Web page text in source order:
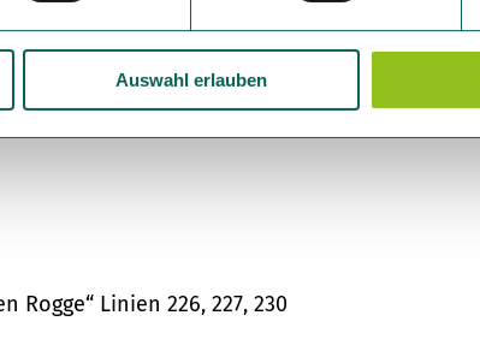
Auswahl erlauben
Rogge“ Linien 226, 227, 230